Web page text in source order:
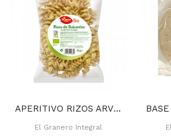
APERITIVO RIZOS ARVEJA 70 GR
El Granero Integral